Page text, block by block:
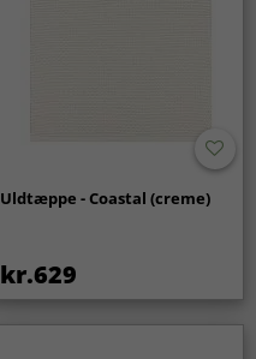
Uldtæppe - Coastal (creme)
kr.629